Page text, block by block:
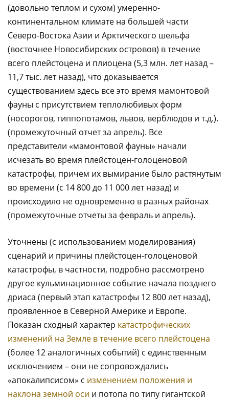
(довольно теплом и сухом) умеренно-
континентальном климате на большей части
Северо-Востока Азии и Арктического шельфа
(восточнее Новосибирских островов) в течение
всего плейстоцена и плиоцена (5,3 млн. лет назад –
11,7 тыс. лет назад), что доказывается
существованием здесь все это время мамонтовой
фауны с присутствием теплолюбивых форм
(носорогов, гиппопотамов, львов, верблюдов и т.д.).
(промежуточный отчет за апрель). Все
представители «мамонтовой фауны» начали
исчезать во время плейстоцен-голоценовой
катастрофы, причем их вымирание было растянутым
во времени (с 14 800 до 11 000 лет назад) и
происходило не одновременно в разных районах
(промежуточные отчеты за февраль и апрель).
Уточнены (с использованием моделирования)
сценарий и причины плейстоцен-голоценовой
катастрофы, в частности, подробно рассмотрено
другое кульминационное событие начала позднего
дриаса (первый этап катастрофы 12 800 лет назад),
проявленное в Северной Америке и Европе.
Показан сходный характер катастрофических
изменений на Земле в течение всего плейстоцена
(более 12 аналогичных событий) с единственным
исключением – они не сопровождались
«апокалипсисом» с изменением положения и
наклона земной оси и потопа по типу гигантской